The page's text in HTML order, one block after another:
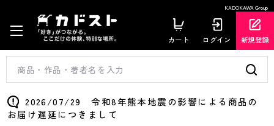
KADOKAWA Group
カート ログイン 新規登録
2026/07/29 令和8年熊本地震の影響による商品の
お届け遅延につきまして